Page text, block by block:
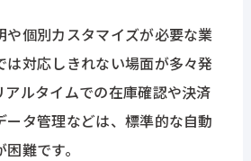
や個別カスタマイズが必要な業
は対応しきれない場面が多々発
アルタイムでの在庫確認や決済
ータ管理などは、標準的な自動
難です。